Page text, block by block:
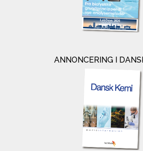
ANNONCERING I